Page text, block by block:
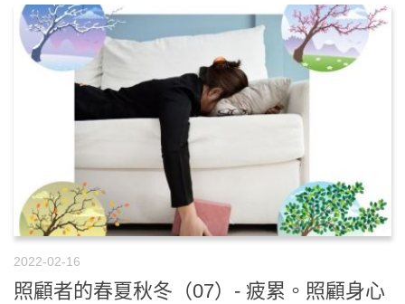
2022-02-16
照顧者的春夏秋冬（07）- 疲累。照顧身心